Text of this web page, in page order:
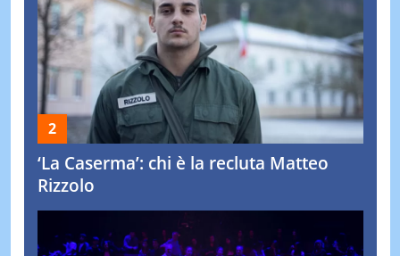
‘La Caserma’: chi è la recluta Matteo
Rizzolo